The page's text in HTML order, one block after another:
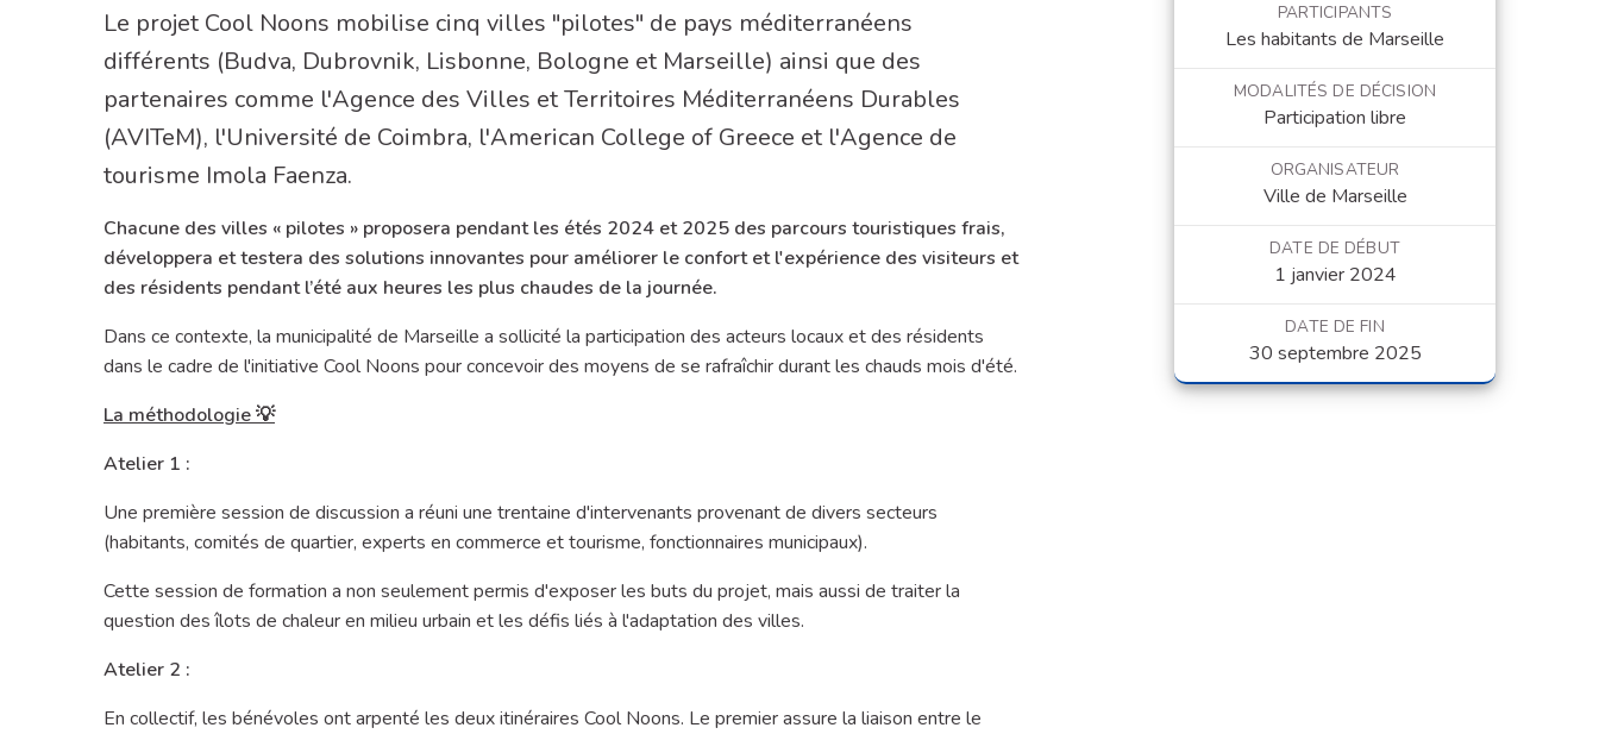
Le projet Cool Noons mobilise cinq villes "pilotes" de pays méditerranéens
différents (Budva, Dubrovnik, Lisbonne, Bologne et Marseille) ainsi que des
partenaires comme l'Agence des Villes et Territoires Méditerranéens Durables
(AVITeM), l'Université de Coimbra, l'American College of Greece et l'Agence de
tourisme Imola Faenza.
Chacune des villes « pilotes » proposera pendant les étés 2024 et 2025 des parcours touristiques frais,
développera et testera des solutions innovantes pour améliorer le confort et l'expérience des visiteurs et
des résidents pendant l’été aux heures les plus chaudes de la journée.
Dans ce contexte, la municipalité de Marseille a sollicité la participation des acteurs locaux et des résidents
dans le cadre de l'initiative Cool Noons pour concevoir des moyens de se rafraîchir durant les chauds mois d'été.
La méthodologie 💡
Atelier 1 :
Une première session de discussion a réuni une trentaine d'intervenants provenant de divers secteurs
(habitants, comités de quartier, experts en commerce et tourisme, fonctionnaires municipaux).
Cette session de formation a non seulement permis d'exposer les buts du projet, mais aussi de traiter la
question des îlots de chaleur en milieu urbain et les défis liés à l'adaptation des villes.
Atelier 2 :
En collectif, les bénévoles ont arpenté les deux itinéraires Cool Noons. Le premier assure la liaison entre le
PARTICIPANTS
Les habitants de Marseille
MODALITÉS DE DÉCISION
Participation libre
ORGANISATEUR
Ville de Marseille
DATE DE DÉBUT
1 janvier 2024
DATE DE FIN
30 septembre 2025